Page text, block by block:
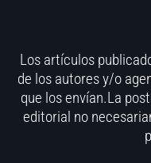
Los artículos
de los autores y/o
que los envían.La
editorial no